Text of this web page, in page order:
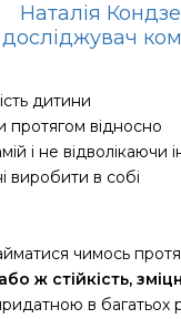
Наталія
дитини
протягом відносно
і не відволікаючи
виробити в собі
чимось
ж стійкість,
в багатьох